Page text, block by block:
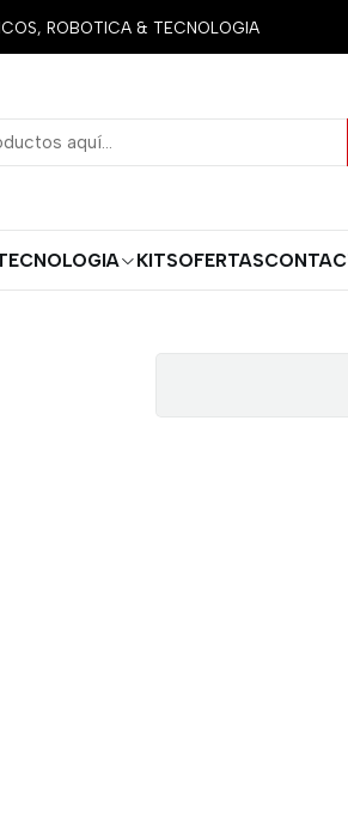
KITSOFERTAS
ROBOTICA & TECNOLOGIA
TERMINAL DE BLOQUE BORNERA
Cantidad